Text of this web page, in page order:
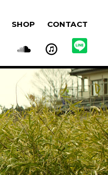
SHOP CONTACT